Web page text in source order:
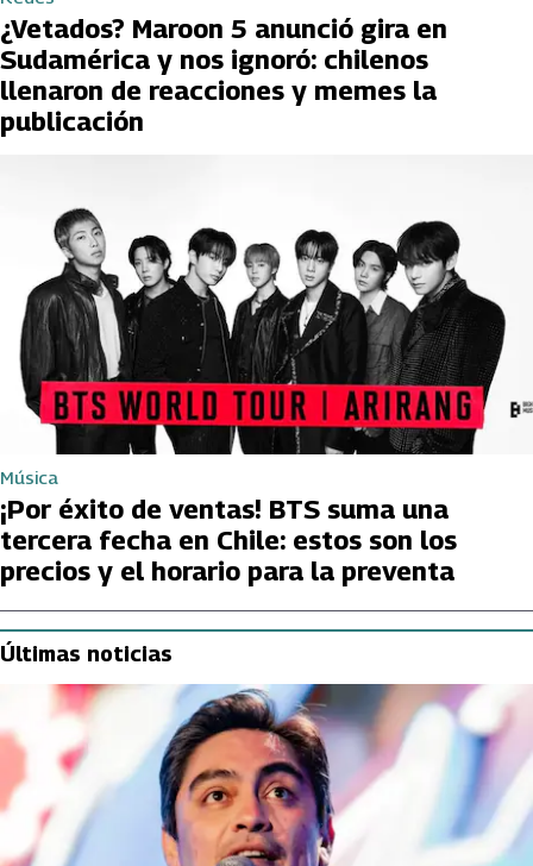
¿Vetados? Maroon 5 anunció gira en
Sudamérica y nos ignoró: chilenos
llenaron de reacciones y memes la
publicación
Música
¡Por éxito de ventas! BTS suma una
tercera fecha en Chile: estos son los
precios y el horario para la preventa
Últimas noticias